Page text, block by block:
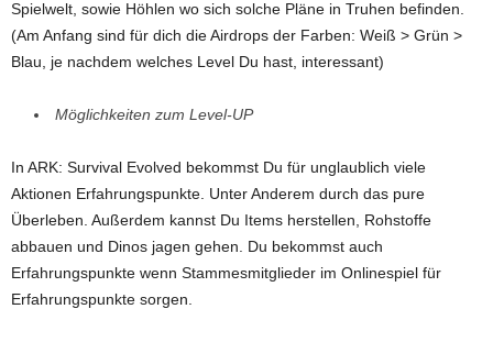
Spielwelt, sowie Höhlen wo sich solche Pläne in Truhen befinden.
(Am Anfang sind für dich die Airdrops der Farben: Weiß > Grün >
Blau, je nachdem welches Level Du hast, interessant)
Möglichkeiten zum Level-UP
In ARK: Survival Evolved bekommst Du für unglaublich viele
Aktionen Erfahrungspunkte. Unter Anderem durch das pure
Überleben. Außerdem kannst Du Items herstellen, Rohstoffe
abbauen und Dinos jagen gehen. Du bekommst auch
Erfahrungspunkte wenn Stammesmitglieder im Onlinespiel für
Erfahrungspunkte sorgen.